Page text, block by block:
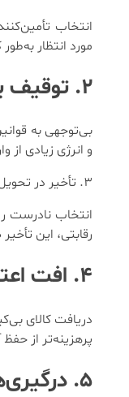
انتخاب
مورد انتظار
۲. توقیف یا مرجوع شدن کالا در گمرک
بی‌توجهی به
و انرژی زیادی از
۳. تأخیر در تحویل و از دست رفتن فرصت‌های بازار
انتخاب نادرست
رقابتی، این
۴. افت اعتبار تجاری و بی‌اعتمادی مشتریان
دریافت کالای
پرهزینه‌تر از
۵. درگیری‌های حقوقی و اختلاف با فروشنده خارجی